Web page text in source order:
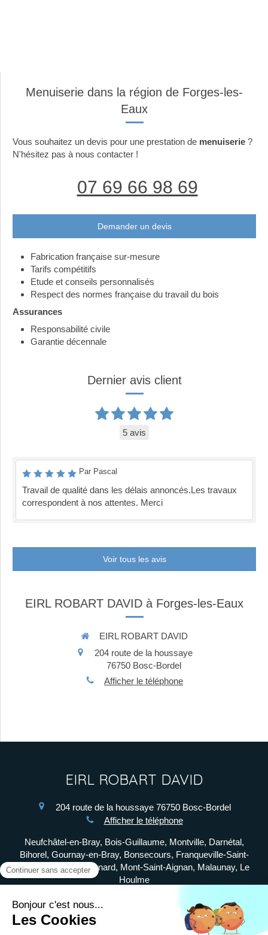
Menuiserie dans la région de Forges-les-
Eaux
Vous souhaitez un devis pour une prestation de menuiserie ?
N'hésitez pas à nous contacter !
07 69 66 98 69
Demander un devis
Fabrication française sur-mesure
Tarifs compétitifs
Etude et conseils personnalisés
Respect des normes française du travail du bois
Assurances
Responsabilité civile
Garantie décennale
Dernier avis client
5 avis
Par Pascal
Travail de qualité dans les délais annoncés.Les travaux
correspondent à nos attentes. Merci
Voir tous les avis
EIRL ROBART DAVID à Forges-les-Eaux
EIRL ROBART DAVID
204 route de la houssaye
76750 Bosc-Bordel
Afficher le téléphone
EIRL ROBART DAVID
204 route de la houssaye 76750 Bosc-Bordel
Afficher le téléphone
Neufchâtel-en-Bray, Bois-Guillaume, Montville, Darnétal,
Bihorel, Gournay-en-Bray, Bonsecours, Franqueville-Saint-
Pierre, Le Mesnil-Esnard, Mont-Saint-Aignan, Malaunay, Le
Houlme